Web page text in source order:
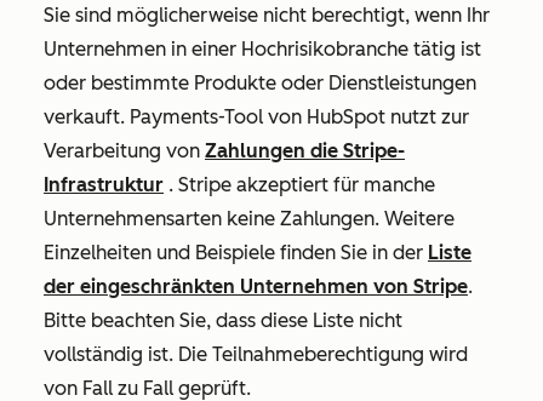
Sie sind möglicherweise nicht berechtigt, wenn Ihr
Unternehmen in einer Hochrisikobranche tätig ist
oder bestimmte Produkte oder Dienstleistungen
verkauft. Payments-Tool von HubSpot nutzt zur
Verarbeitung von Zahlungen die Stripe-
Infrastruktur . Stripe akzeptiert für manche
Unternehmensarten keine Zahlungen. Weitere
Einzelheiten und Beispiele finden Sie in der Liste
der eingeschränkten Unternehmen von Stripe.
Bitte beachten Sie, dass diese Liste nicht
vollständig ist. Die Teilnahmeberechtigung wird
von Fall zu Fall geprüft.